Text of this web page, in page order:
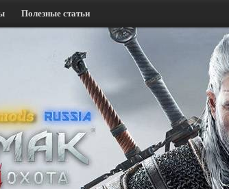
Полезные статьи